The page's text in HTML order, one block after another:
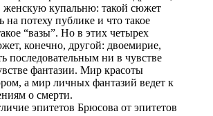
купальню: такой сюжет
на потеху публике и что такое
“вазы”. Но в этих четырех
конечно, другой: двоемирие,
последовательным ни в чувстве
фантазии. Мир красоты
а мир личных фантазий ведет к
о смерти.
эпитетов Брюсова от эпитетов